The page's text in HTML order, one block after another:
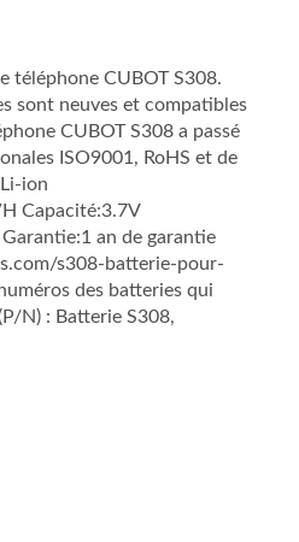
téléphone CUBOT S308.
sont neuves et compatibles
CUBOT S308 a passé
ISO9001, RoHS et de
ion
Capacité:3.7V
an de garantie
s308-batterie-pour-
des batteries qui
N) : Batterie S308,